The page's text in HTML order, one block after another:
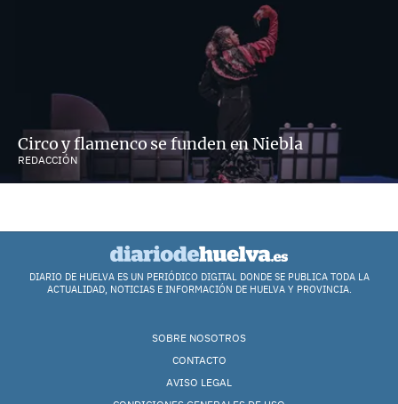
Circo y flamenco se funden en Niebla
REDACCIÓN
DIARIO DE HUELVA ES UN PERIÓDICO DIGITAL DONDE SE PUBLICA TODA LA
ACTUALIDAD, NOTICIAS E INFORMACIÓN DE HUELVA Y PROVINCIA.
SOBRE NOSOTROS
CONTACTO
AVISO LEGAL